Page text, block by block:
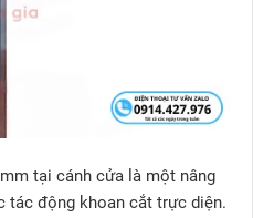
tại cánh cửa là một nâng
tác động khoan cắt trực diện.